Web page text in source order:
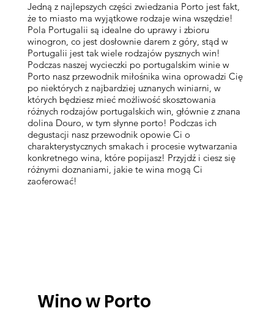
Jedną z najlepszych części zwiedzania Porto jest fakt,
że to miasto ma wyjątkowe rodzaje wina wszędzie!
Pola Portugalii są idealne do uprawy i zbioru
winogron, co jest dosłownie darem z góry, stąd w
Portugalii jest tak wiele rodzajów pysznych win!
Podczas naszej wycieczki po portugalskim winie w
Porto nasz przewodnik miłośnika wina oprowadzi Cię
po niektórych z najbardziej uznanych winiarni, w
których będziesz mieć możliwość skosztowania
różnych rodzajów portugalskich win, głównie z znana
dolina Douro, w tym słynne porto! Podczas ich
degustacji nasz przewodnik opowie Ci o
charakterystycznych smakach i procesie wytwarzania
konkretnego wina, które popijasz! Przyjdź i ciesz się
różnymi doznaniami, jakie te wina mogą Ci
zaoferować!
Wino w Porto